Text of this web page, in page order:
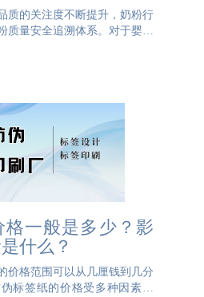
质的关注度不断提升，奶粉行
质量安全追溯体系。对于婴儿
，都是家长们关心的重点。因
格一般是多少？影
什么？
价格范围可以从几厘钱到几分
标签纸的价格受多种因素影